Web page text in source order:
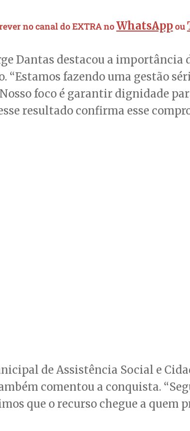
no canal do EXTRA noWhatsAppou
Dantas destacou a importância
“Estamos fazendo uma gestão
foco é garantir dignidade
resultado confirma esse
de Assistência Social e
comentou a conquista.
que o recurso chegue a quem